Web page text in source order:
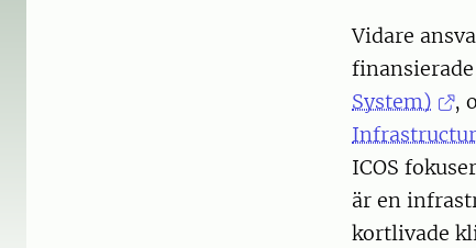
Vidare
System)
,
ICOS
är en
kortlivade